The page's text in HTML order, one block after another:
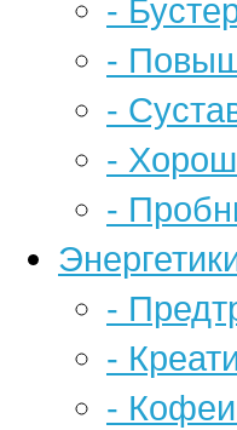
-
-
-
-
-
-
-
-